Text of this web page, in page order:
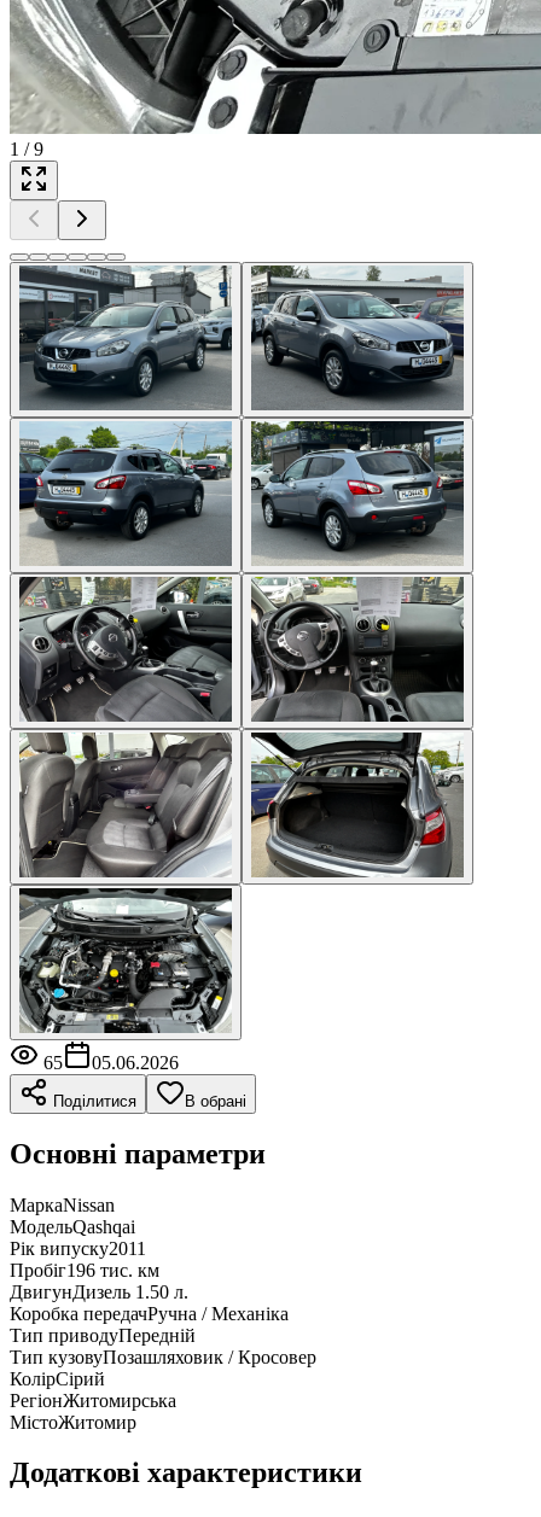
1 /9
65 05.06.2026
Поділитися В обрані
Основні параметри
МаркаNissan
МодельQashqai
Рік випуску2011
Пробіг196 тис. км
ДвигунДизель 1.50 л.
Коробка передачРучна / Механіка
Тип приводуПередній
Тип кузовуПозашляховик / Кросовер
КолірСірий
РегіонЖитомирська
МістоЖитомир
Додаткові характеристики